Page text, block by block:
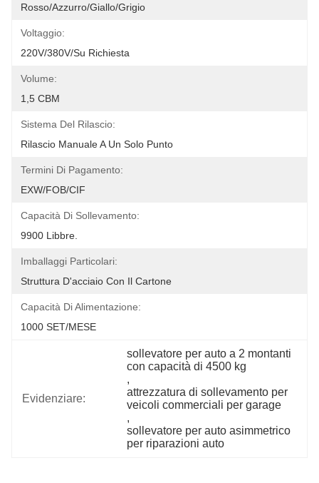
Rosso/azzurro/giallo/grigio
Voltaggio:
220V/380V/su Richiesta
Volume:
1,5 CBM
Sistema Del Rilascio:
Rilascio Manuale A Un Solo Punto
Termini Di Pagamento:
EXW/FOB/CIF
Capacità Di Sollevamento:
9900 Libbre.
Imballaggi Particolari:
Struttura D'acciaio Con Il Cartone
Capacità Di Alimentazione:
1000 SET/MESE
Evidenziare:
sollevatore per auto a 2 montanti
con capacità di 4500 kg
,
attrezzatura di sollevamento per
veicoli commerciali per garage
,
sollevatore per auto asimmetrico
per riparazioni auto